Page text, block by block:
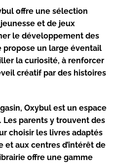
offre une sélection
et de jeux
le développement des
propose un large éventail
la curiosité, à renforcer
créatif par des histoires
Oxybul est un espace
Les parents y trouvent des
choisir les livres adaptés
et aux centres d’intérêt de
offre une gamme